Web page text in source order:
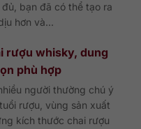
bạn đã có thể tạo ra
hơn và...
rượu whisky, dung
phù hợp
người thường chú ý
rượu, vùng sản xuất
kích thước chai rượu